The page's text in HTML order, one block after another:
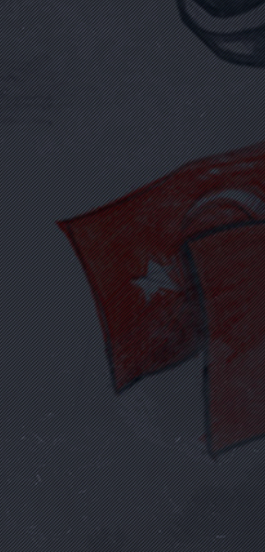
ALİ ALITKAN
(1984 - 16 Temmuz 2016)
İmam
Biyografi Oku
ALİ ANAR
(1982 - 15 Temmuz 2016)
Muhtar
Biyografi Oku
ALİ İHSAN LEZGİ
(1963 - 16 Temmuz 2016)
Memur
Biyografi Oku
ALİ KARSLI
(1972 - 15 Temmuz 2016)
Memur
Biyografi Oku
ALİ MEHMET VUREL
(1974 - 16 Temmuz 2016)
İşçi
Biyografi Oku
ALPARSLAN YAZICI
(1973 - 18 Temmuz 2016)
Polis
Biyografi Oku
ALPER KAYMAKÇI
(1986 - 16 Temmuz 2016)
İşçi